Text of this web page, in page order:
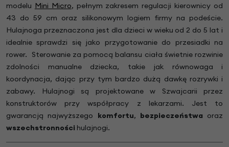
modelu Mini Micro, pełnym zakresem regulacji kierownicy od
43 do 59 cm oraz silikonowym logiem firmy na podeście.
Hulajnoga przeznaczona jest dla dzieci w wieku od 2 do 5 lat i
idealnie sprawdzi się jako przygotowanie do przesiadki na
rower. Sterowanie za pomocą balansu ciała świetnie rozwinie
zdolności manualne dziecka, takie jak równowaga i
koordynacja, dając przy tym bardzo dużą dawkę rozrywki i
zabawy. Hulajnogi są projektowane w Szwajcarii przez
konstruktorów przy współpracy z lekarzami. Jest to
gwarancją najwyższego komfortu, bezpieczeństwa oraz
wszechstronności hulajnogi.